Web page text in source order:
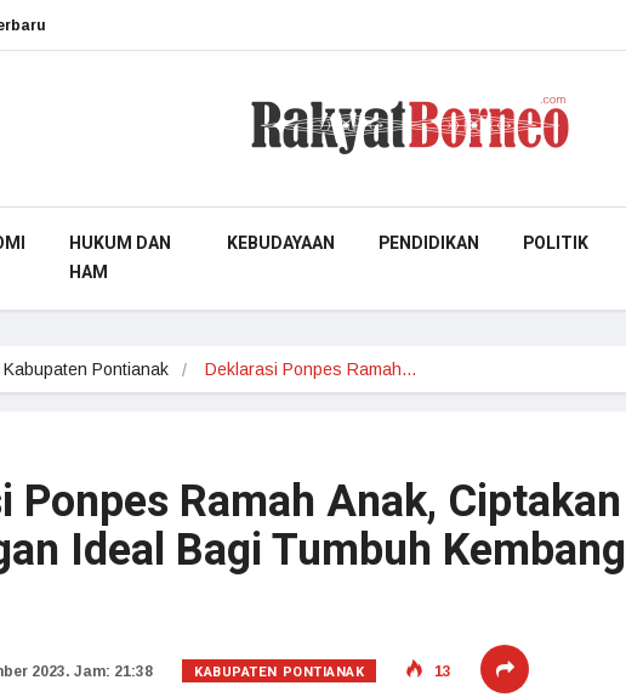
HUKUM DAN
HAM
KEBUDAYAAN PENDIDIKAN POLITIK
Kabupaten Pontianak Deklarasi Ponpes Ramah…
Ponpes Ramah Anak, Ciptakan
Ideal Bagi Tumbuh Kembang
2023. Jam: 21:38 KABUPATEN PONTIANAK 13